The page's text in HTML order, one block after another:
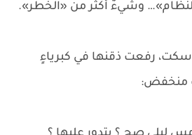
وشيءٌ أكثر من «الخطر».
رفعت ذقنها في كبرياءٍ
منخفض: